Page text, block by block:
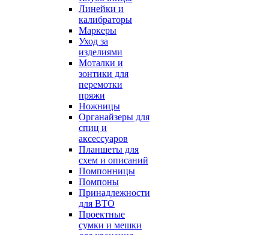
Линейки и
калибраторы
Маркеры
Уход за
изделиями
Моталки и
зонтики для
перемотки
пряжи
Ножницы
Органайзеры для
спиц и
аксессуаров
Планшеты для
схем и описаний
Помпонницы
Помпоны
Принадлежности
для ВТО
Проектные
сумки и мешки